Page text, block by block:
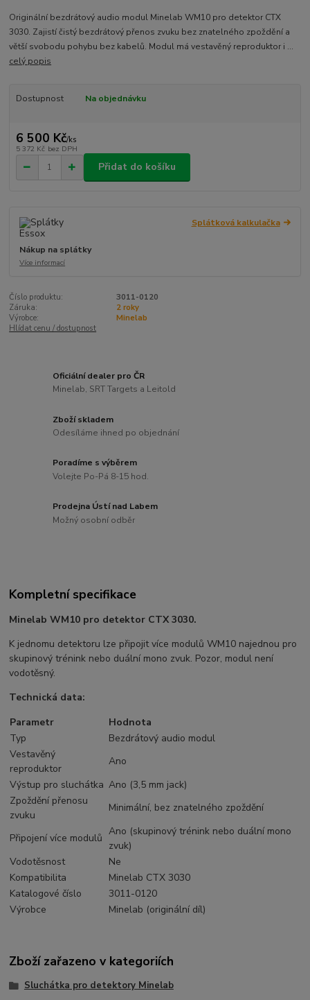
Originální bezdrátový audio modul Minelab WM10 pro detektor CTX
3030. Zajistí čistý bezdrátový přenos zvuku bez znatelného zpoždění a
větší svobodu pohybu bez kabelů. Modul má vestavěný reproduktor i ...
celý popis
Dostupnost Na objednávku
6 500 Kč/ks
5 372 Kč bez DPH
Přidat do košíku
Splátková kalkulačka
Nákup na splátky
Více informací
Číslo produktu:
3011-0120
Záruka:
2 roky
Výrobce:
Minelab
Hlídat cenu / dostupnost
Oficiální dealer pro ČR
Minelab, SRT Targets a Leitold
Zboží skladem
Odesíláme ihned po objednání
Poradíme s výběrem
Volejte Po-Pá 8-15 hod.
Prodejna Ústí nad Labem
Možný osobní odběr
Kompletní specifikace
Minelab WM10 pro detektor CTX 3030.
K jednomu detektoru lze připojit více modulů WM10 najednou pro
skupinový trénink nebo duální mono zvuk. Pozor, modul není
vodotěsný.
Technická data:
Parametr
Hodnota
Typ
Bezdrátový audio modul
Vestavěný
reproduktor
Ano
Výstup pro sluchátka Ano (3,5 mm jack)
Zpoždění přenosu
zvuku
Minimální, bez znatelného zpoždění
Připojení více modulů
Ano (skupinový trénink nebo duální mono
zvuk)
Vodotěsnost
Ne
Kompatibilita
Minelab CTX 3030
Katalogové číslo
3011-0120
Výrobce
Minelab (originální díl)
Zboží zařazeno v kategoriích
Sluchátka pro detektory Minelab